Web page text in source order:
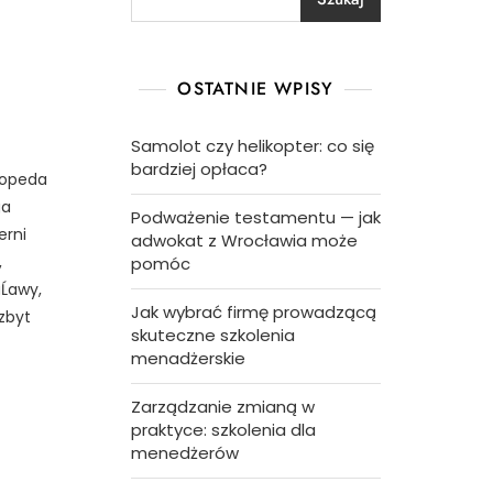
OSTATNIE WPISY
Samolot czy helikopter: co się
bardziej opłaca?
Podważenie testamentu — jak
adwokat z Wrocławia może
pomóc
Jak wybrać firmę prowadzącą
skuteczne szkolenia
menadżerskie
Zarządzanie zmianą w
praktyce: szkolenia dla
menedżerów